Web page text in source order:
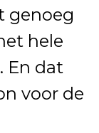
genoeg
hele
En dat
voor de